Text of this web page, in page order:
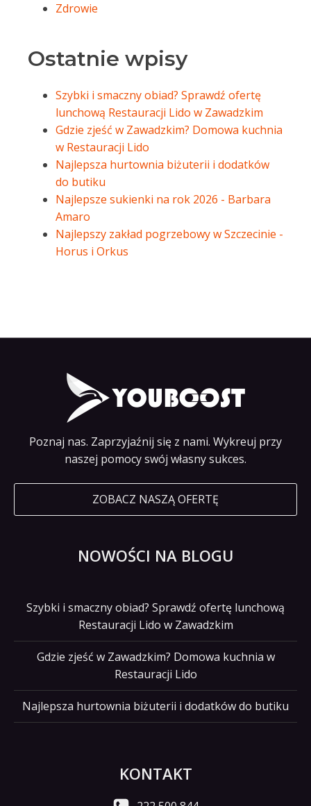
Zdrowie
Ostatnie wpisy
Szybki i smaczny obiad? Sprawdź ofertę
lunchową Restauracji Lido w Zawadzkim
Gdzie zjeść w Zawadzkim? Domowa kuchnia
w Restauracji Lido
Najlepsza hurtownia biżuterii i dodatków
do butiku
Najlepsze sukienki na rok 2026 - Barbara
Amaro
Najlepszy zakład pogrzebowy w Szczecinie -
Horus i Orkus
Poznaj nas. Zaprzyjaźnij się z nami. Wykreuj przy
naszej pomocy swój własny sukces.
ZOBACZ NASZĄ OFERTĘ
NOWOŚCI NA BLOGU
Szybki i smaczny obiad? Sprawdź ofertę lunchową
Restauracji Lido w Zawadzkim
Gdzie zjeść w Zawadzkim? Domowa kuchnia w
Restauracji Lido
Najlepsza hurtownia biżuterii i dodatków do butiku
KONTAKT